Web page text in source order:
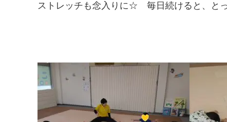
ストレッチも念入りに☆ 毎日続けると、と